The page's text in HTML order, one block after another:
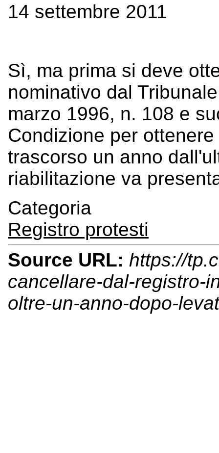
14 settembre 2011
Sì, ma prima si deve
nominativo dal
marzo 1996, n. 108 e
Condizione per
trascorso un anno
riabilitazione va
Categoria
Registro protesti
Source URL: https://
cancellare-dal-registro-
oltre-un-anno-dopo-